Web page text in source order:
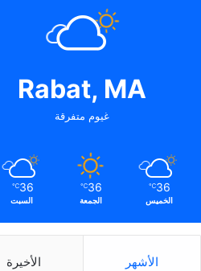
Rabat, MA
غيوم متفرقة
36
℃
الخميس
36
℃
الجمعة
36
℃
السبت
الأشهر الأخيرة